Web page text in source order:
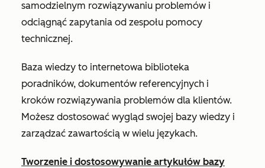
samodzielnym rozwiązywaniu problemów i
odciągnąć zapytania od zespołu pomocy
technicznej.
Baza wiedzy to internetowa biblioteka
poradników, dokumentów referencyjnych i
kroków rozwiązywania problemów dla klientów.
Możesz dostosować wygląd swojej bazy wiedzy i
zarządzać zawartością w wielu językach.
Tworzenie i dostosowywanie artykułów bazy